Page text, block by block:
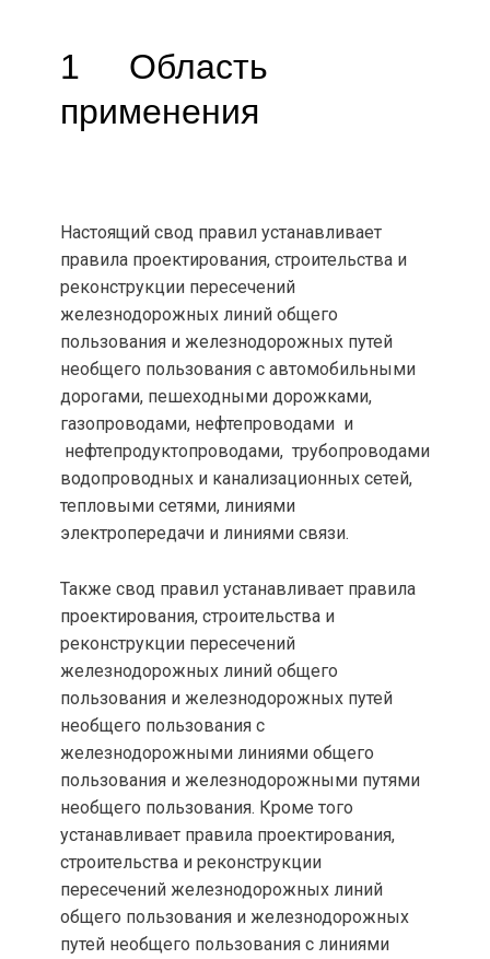
1 Область
применения
Настоящий свод правил устанавливает
правила проектирования, строительства и
реконструкции пересечений
железнодорожных линий общего
пользования и железнодорожных путей
необщего пользования с автомобильными
дорогами, пешеходными дорожками,
газопроводами, нефтепроводами и
нефтепродуктопроводами, трубопроводами
водопроводных и канализационных сетей,
тепловыми сетями, линиями
электропередачи и линиями связи.
Также свод правил устанавливает правила
проектирования, строительства и
реконструкции пересечений
железнодорожных линий общего
пользования и железнодорожных путей
необщего пользования с
железнодорожными линиями общего
пользования и железнодорожными путями
необщего пользования. Кроме того
устанавливает правила проектирования,
строительства и реконструкции
пересечений железнодорожных линий
общего пользования и железнодорожных
путей необщего пользования с линиями